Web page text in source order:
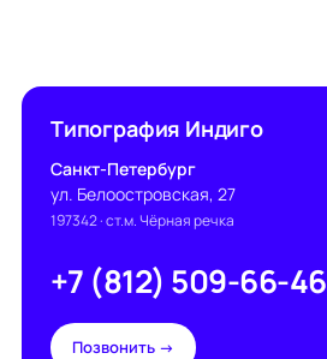
Типография Индиго
Санкт-Петербург
ул. Белоостровская, 27
197342· ст.м. Чёрная речка
+7 (812) 509-66-46
Позвонить →